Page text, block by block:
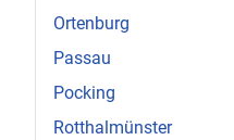
Ortenburg
Passau
Pocking
Rotthalmünster